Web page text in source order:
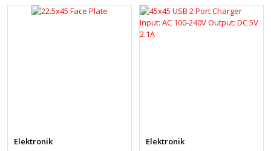
Elektronik
Elektronik